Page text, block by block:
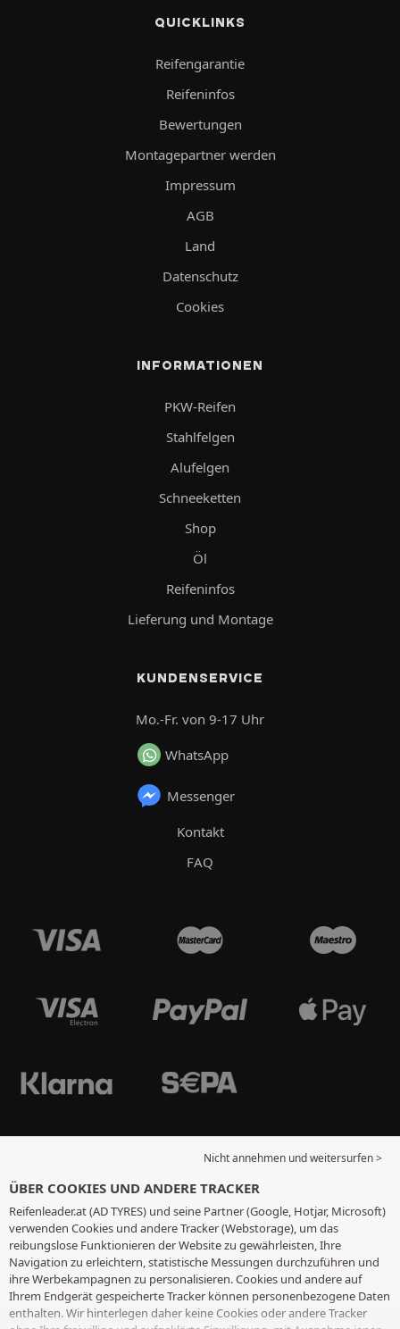
QUICKLINKS
Reifengarantie
Reifeninfos
Bewertungen
Montagepartner werden
Impressum
AGB
Land
Datenschutz
Cookies
INFORMATIONEN
PKW-Reifen
Stahlfelgen
Alufelgen
Schneeketten
Shop
Öl
Reifeninfos
Lieferung und Montage
KUNDENSERVICE
Mo.-Fr. von 9-17 Uhr
WhatsApp
Messenger
Kontakt
FAQ
Nicht annehmen und weitersurfen >
ÜBER COOKIES UND ANDERE TRACKER
Reifenleader.at (AD TYRES) und seine Partner (Google, Hotjar, Microsoft)
verwenden Cookies und andere Tracker (Webstorage), um das
reibungslose Funktionieren der Website zu gewährleisten, Ihre
Navigation zu erleichtern, statistische Messungen durchzuführen und
ihre Werbekampagnen zu personalisieren. Cookies und andere auf
Ihrem Endgerät gespeicherte Tracker können personenbezogene Daten
enthalten. Wir hinterlegen daher keine Cookies oder andere Tracker